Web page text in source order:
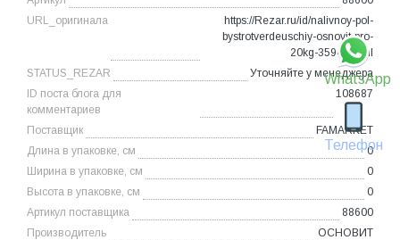
WhatsApp
Телефон
URL_оригинала
https://Rezar.ru/id/nalivnoy-pol-
bystrotverdeuschiy-osnovit-pro-
20kg-35946.html
STATUS_REZAR
Уточняйте у менеджера
ID поста блога для
комментариев
108687
Поставщик
FAMARKET
Длина в упаковке, см
0
Ширина в упаковке, см
0
Высота в упаковке, см
0
Артикул поставщика
88600
Производитель
ОСНОВИТ